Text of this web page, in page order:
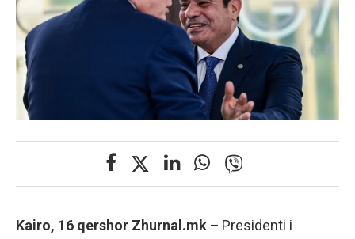
Kairo, 16 qershor Zhurnal.mk – Presidenti i